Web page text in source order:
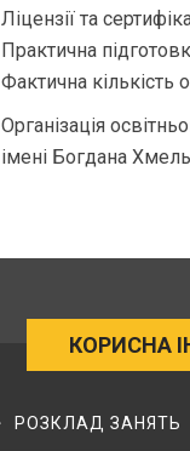
Ліцензії та
Практична
Фактична кількість
Організація
імені Богдана
КОРИСНА
РОЗКЛАД ЗАНЯТЬ